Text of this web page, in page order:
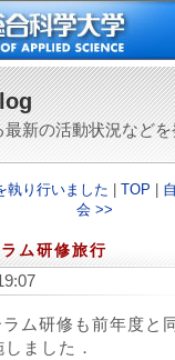
新の活動状況など
執り行いました TOP
会 >>
ム研修旅行
ム研修も前年度と
ました．